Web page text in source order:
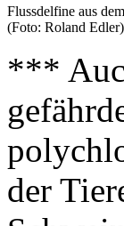
Flussdelfine aus
(Foto: Roland Edler)
***
der